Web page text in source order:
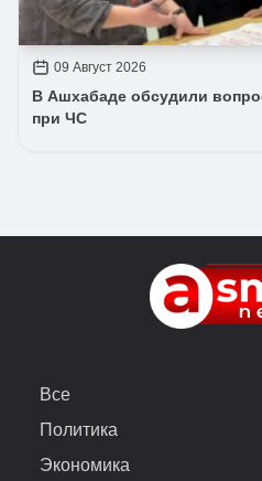
09 Август 2026
В Ашхабаде обсудили
при ЧС
Все
Политика
Экономика